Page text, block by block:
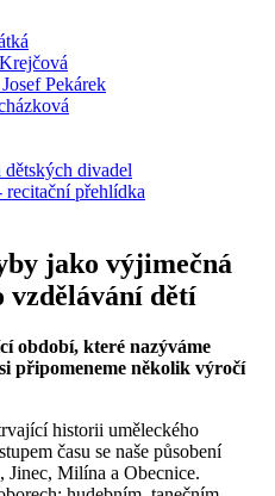
Pekárek
divadel
přehlídka
jako výjimečná
vzdělávání dětí
období, které nazýváme
připomeneme několik výročí
historii uměleckého
času se naše působení
Milína a Obecnice.